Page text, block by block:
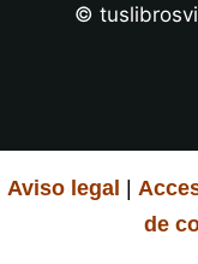
©
Aviso legal |
de